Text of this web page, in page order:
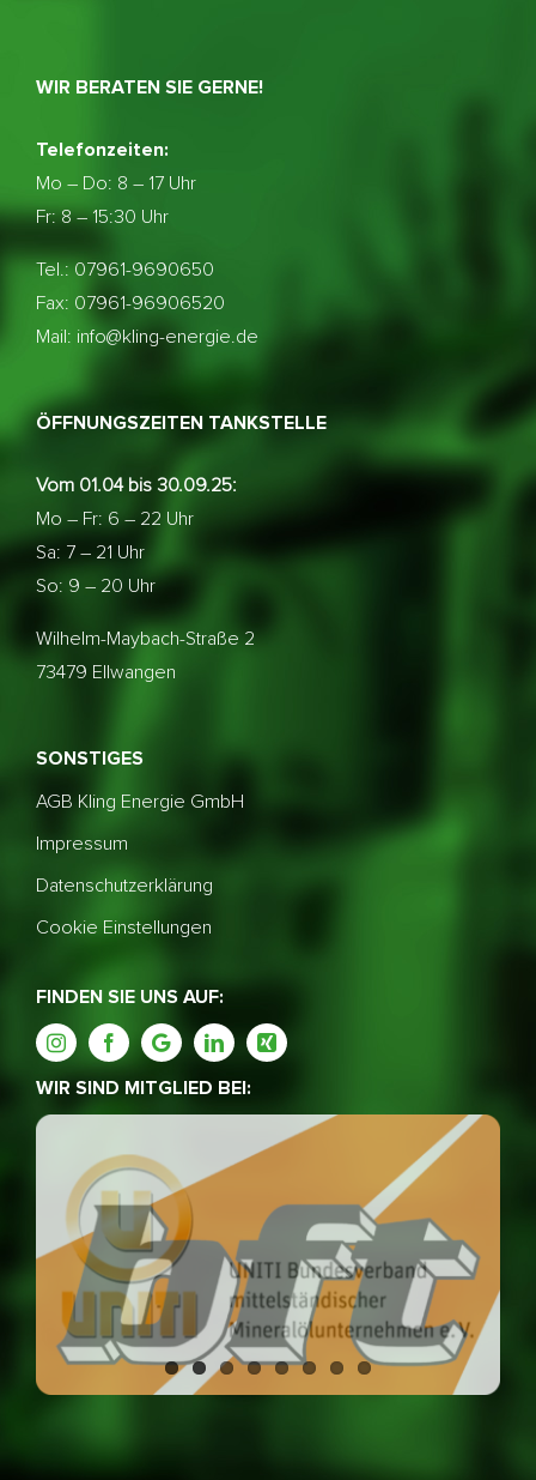
WIR BERATEN SIE GERNE!
Telefonzeiten:
Mo – Do: 8 – 17 Uhr
Fr: 8 – 15:30 Uhr
Tel.: 07961-9690650
Fax: 07961-96906520
Mail: info@kling-energie.de
ÖFFNUNGSZEITEN TANKSTELLE
Vom 01.04 bis 30.09.25:
Mo – Fr: 6 – 22 Uhr
Sa: 7 – 21 Uhr
So: 9 – 20 Uhr
Wilhelm-Maybach-Straße 2
73479 Ellwangen
SONSTIGES
AGB Kling Energie GmbH
Impressum
Datenschutzerklärung
Cookie Einstellungen
FINDEN SIE UNS AUF:
WIR SIND MITGLIED BEI: